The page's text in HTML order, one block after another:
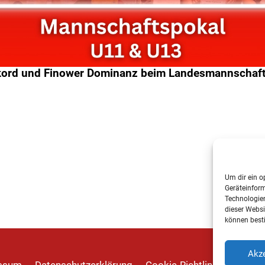
Um dir ein
dieser
können
und Finower Dominanz beim